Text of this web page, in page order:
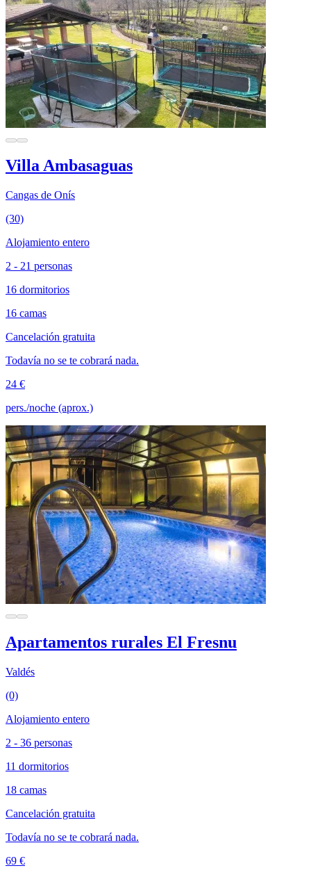
Villa Ambasaguas
Cangas de Onís
(30)
Alojamiento entero
2 - 21 personas
16 dormitorios
16 camas
Cancelación gratuita
Todavía no se te cobrará nada.
24 €
pers./noche (aprox.)
Apartamentos rurales El Fresnu
Valdés
(0)
Alojamiento entero
2 - 36 personas
11 dormitorios
18 camas
Cancelación gratuita
Todavía no se te cobrará nada.
69 €